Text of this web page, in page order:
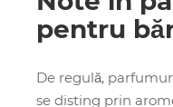
pentru
De regulă,
se disting prin